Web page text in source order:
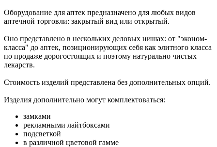
Оборудование для аптек предназначено для любых видов
аптечной торговли: закрытый вид или открытый.
Оно представлено в нескольких деловых нишах: от "эконом-
класса" до аптек, позиционирующих себя как элитного класса
по продаже дорогостоящих и поэтому натурально чистых
лекарств.
Стоимость изделий представлена без дополнительных опций.
Изделия дополнительно могут комплектоваться:
замками
рекламными лайтбоксами
подсветкой
в различной цветовой гамме